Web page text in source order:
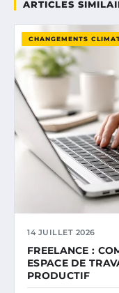
ARTICLES
CHANGEMENTS
14 JUILLET 2026
FREELANCE :
ESPACE DE
PRODUCTIF